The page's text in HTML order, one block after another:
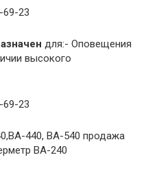
69-23
для:- Оповещения
высокого
69-23
440, ВА-540 продажа
ВА-240